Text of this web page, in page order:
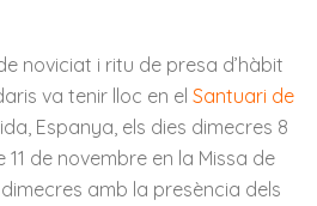
noviciat i ritu de presa d’hàbit
va tenir lloc en el Santuari de
Espanya, els dies dimecres 8
de novembre en la Missa de
amb la presència dels